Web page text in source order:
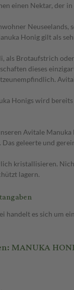
einen Nektar, der
Honig gilt als
als Brotaufstrich
dieses
Honigs wird
Avitale
geleerte und
kristallisieren.
lagern.
handelt es sich um
MANUKA